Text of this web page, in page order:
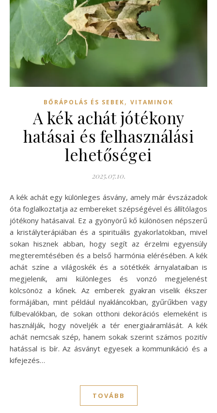
BŐRÁPOLÁS ÉS SEBEK, VITAMINOK
A kék achát jótékony
hatásai és felhasználási
lehetőségei
2025.07.10.
A kék achát egy különleges ásvány, amely már évszázadok
óta foglalkoztatja az embereket szépségével és állítólagos
jótékony hatásaival. Ez a gyönyörű kő különösen népszerű
a kristályterápiában és a spirituális gyakorlatokban, mivel
sokan hisznek abban, hogy segít az érzelmi egyensúly
megteremtésében és a belső harmónia elérésében. A kék
achát színe a világoskék és a sötétkék árnyalataiban is
megjelenik, ami különleges és vonzó megjelenést
kölcsönöz a kőnek. Az emberek gyakran viselik ékszer
formájában, mint például nyakláncokban, gyűrűkben vagy
fülbevalókban, de sokan otthoni dekorációs elemeként is
használják, hogy növeljék a tér energiaáramlását. A kék
achát nemcsak szép, hanem sokak szerint számos pozitív
hatással is bír. Az ásványt egyesek a kommunikáció és a
kifejezés…
TOVÁBB